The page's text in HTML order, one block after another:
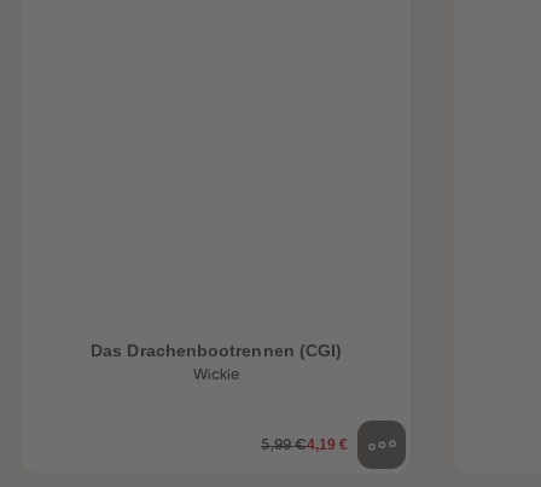
Das Drachenbootrennen (CGI)
Wickie
5,99 €4,19 €